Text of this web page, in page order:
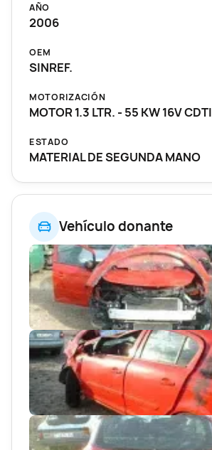
Vehículo donante
AÑO
2006
OEM
SINREF.
MOTORIZACIÓN
MOTOR 1.3 LTR. - 55 KW 16V CDTI
ESTADO
MATERIAL DE SEGUNDA MANO